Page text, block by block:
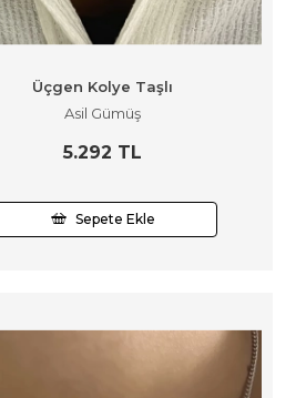
Üçgen Kolye Taşlı
Asil Gümüş
5.292 TL
Sepete Ekle